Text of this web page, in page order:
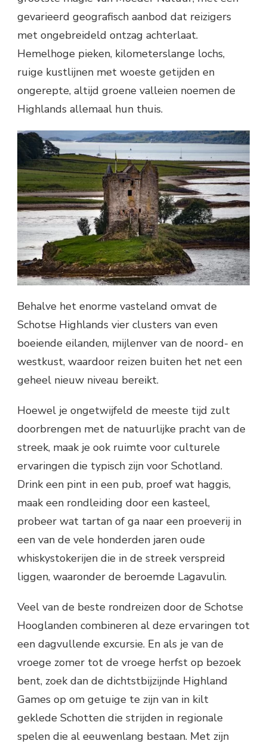
gevarieerd geografisch aanbod dat reizigers
met ongebreideld ontzag achterlaat.
Hemelhoge pieken, kilometerslange lochs,
ruige kustlijnen met woeste getijden en
ongerepte, altijd groene valleien noemen de
Highlands allemaal hun thuis.
Behalve het enorme vasteland omvat de
Schotse Highlands vier clusters van even
boeiende eilanden, mijlenver van de noord- en
westkust, waardoor reizen buiten het net een
geheel nieuw niveau bereikt.
Hoewel je ongetwijfeld de meeste tijd zult
doorbrengen met de natuurlijke pracht van de
streek, maak je ook ruimte voor culturele
ervaringen die typisch zijn voor Schotland.
Drink een pint in een pub, proef wat haggis,
maak een rondleiding door een kasteel,
probeer wat tartan of ga naar een proeverij in
een van de vele honderden jaren oude
whiskystokerijen die in de streek verspreid
liggen, waaronder de beroemde Lagavulin.
Veel van de beste rondreizen door de Schotse
Hooglanden combineren al deze ervaringen tot
een dagvullende excursie. En als je van de
vroege zomer tot de vroege herfst op bezoek
bent, zoek dan de dichtstbijzijnde Highland
Games op om getuige te zijn van in kilt
geklede Schotten die strijden in regionale
spelen die al eeuwenlang bestaan. Met zijn